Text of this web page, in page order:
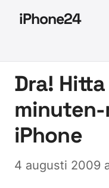
iPhone24
Dra!
iPhone
4 augusti 2009